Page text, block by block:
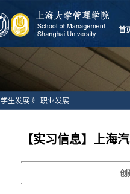
首
学生发展 》 职业发展
【实习信息】上海
创